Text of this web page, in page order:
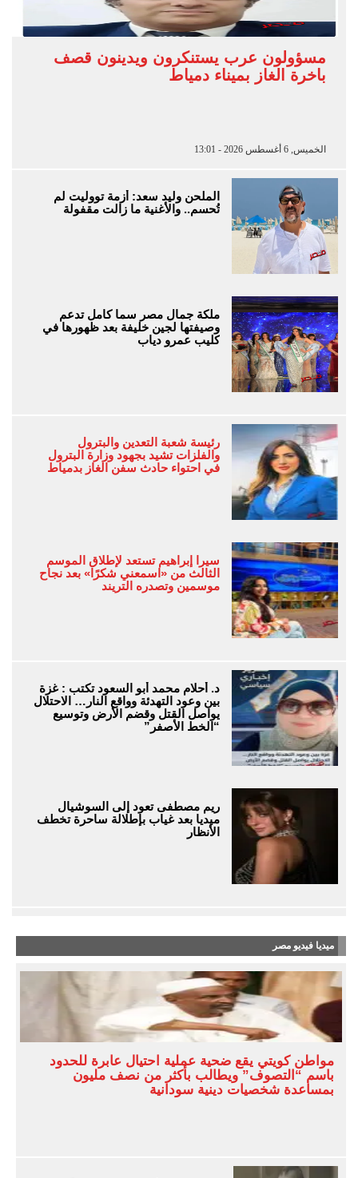
مسؤولون عرب يستنكرون ويدينون قصف
باخرة الغاز بميناء دمياط
الخميس, 6 أغسطس 2026 - 13:01
الملحن وليد سعد: أزمة تووليت لم
تُحسم.. والأغنية ما زالت مقفولة
ملكة جمال مصر سما كامل تدعم
وصيفتها لجين خليفة بعد ظهورها في
كليب عمرو دياب
رئيسة شعبة التعدين والبترول
والفلزات تشيد بجهود وزارة البترول
في احتواء حادث سفن الغاز بدمياط
سيرا إبراهيم تستعد لإطلاق الموسم
الثالث من «اسمعني شكرًا» بعد نجاح
موسمين وتصدره التريند
د. أحلام محمد أبو السعود تكتب : غزة
بين وعود التهدئة وواقع النار… الاحتلال
يواصل القتل وقضم الأرض وتوسيع
“الخط الأصفر”
ريم مصطفى تعود إلى السوشيال
ميديا بعد غياب بإطلالة ساحرة تخطف
الأنظار
ميديا فيديو مصر
مواطن كويتي يقع ضحية عملية احتيال عابرة للحدود
باسم “التصوف” ويطالب بأكثر من نصف مليون
بمساعدة شخصيات دينية سودانية